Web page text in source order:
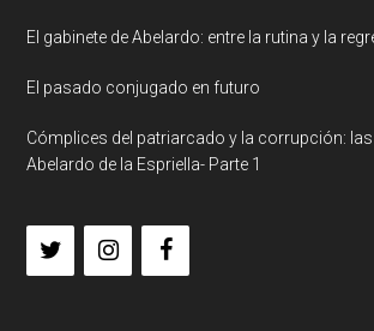
El gabinete de Abelardo: entre la rutina y la
El pasado conjugado en futuro
Cómplices del patriarcado y la corrupción:
Abelardo de la Espriella- Parte 1